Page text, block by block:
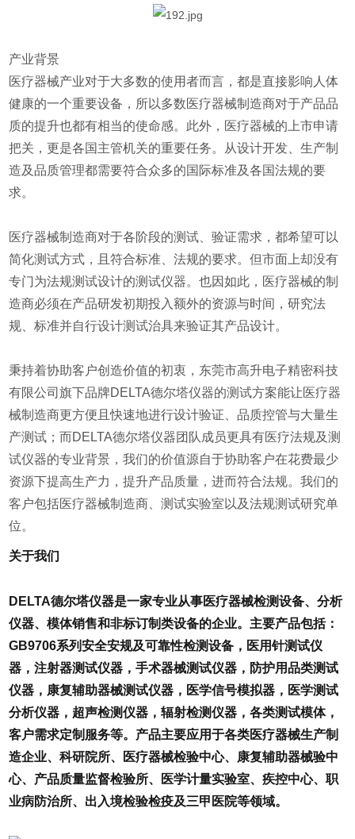
产业背景
医疗器械产业对于大多数的使用者而言，都是直接影响人体
健康的一个重要设备，所以多数医疗器械制造商对于产品品
质的提升也都有相当的使命感。此外，医疗器械的上市申请
把关，更是各国主管机关的重要任务。从设计开发、生产制
造及品质管理都需要符合众多的国际标准及各国法规的要
求。
医疗器械制造商对于各阶段的测试、验证需求，都希望可以
简化测试方式，且符合标准、法规的要求。但市面上却没有
专门为法规测试设计的测试仪器。也因如此，医疗器械的制
造商必须在产品研发初期投入额外的资源与时间，研究法
规、标准并自行设计测试治具来验证其产品设计。
秉持着协助客户创造价值的初衷，东莞市高升电子精密科技
有限公司旗下品牌DELTA德尔塔仪器的测试方案能让医疗器
械制造商更方便且快速地进行设计验证、品质控管与大量生
产测试；而DELTA德尔塔仪器团队成员更具有医疗法规及测
试仪器的专业背景，我们的价值源自于协助客户在花费最少
资源下提高生产力，提升产品质量，进而符合法规。我们的
客户包括医疗器械制造商、测试实验室以及法规测试研究单
位。
关于我们
DELTA德尔塔仪器是一家专业从事医疗器械检测设备、分析
仪器、模体销售和非标订制类设备的企业。主要产品包括：
GB9706系列安全安规及可靠性检测设备，医用针测试仪
器，注射器测试仪器，手术器械测试仪器，防护用品类测试
仪器，康复辅助器械测试仪器，医学信号模拟器，医学测试
分析仪器，超声检测仪器，辐射检测仪器，各类测试模体，
客户需求定制服务等。产品主要应用于各类医疗器械生产制
造企业、科研院所、医疗器械检验中心、康复辅助器械验中
心、产品质量监督检验所、医学计量实验室、疾控中心、职
业病防治所、出入境检验检疫及三甲医院等领域。